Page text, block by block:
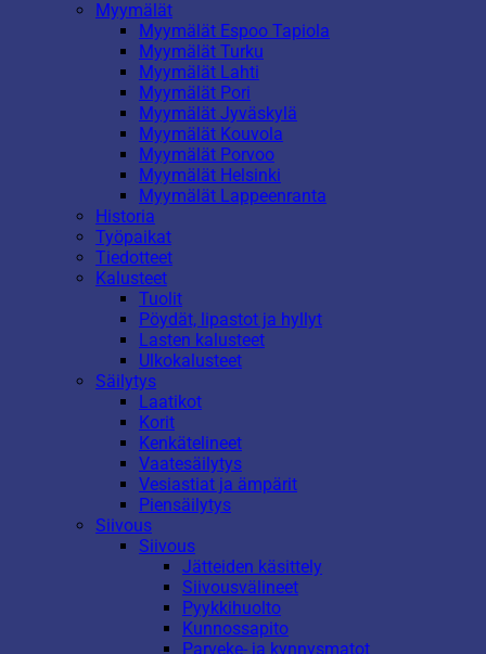
Myymälät
Myymälät Espoo Tapiola
Myymälät Turku
Myymälät Lahti
Myymälät Pori
Myymälät Jyväskylä
Myymälät Kouvola
Myymälät Porvoo
Myymälät Helsinki
Myymälät Lappeenranta
Historia
Työpaikat
Tiedotteet
Kalusteet
Tuolit
Pöydät, lipastot ja hyllyt
Lasten kalusteet
Ulkokalusteet
Säilytys
Laatikot
Korit
Kenkätelineet
Vaatesäilytys
Vesiastiat ja ämpärit
Piensäilytys
Siivous
Siivous
Jätteiden käsittely
Siivousvälineet
Pyykkihuolto
Kunnossapito
Parveke- ja kynnysmatot